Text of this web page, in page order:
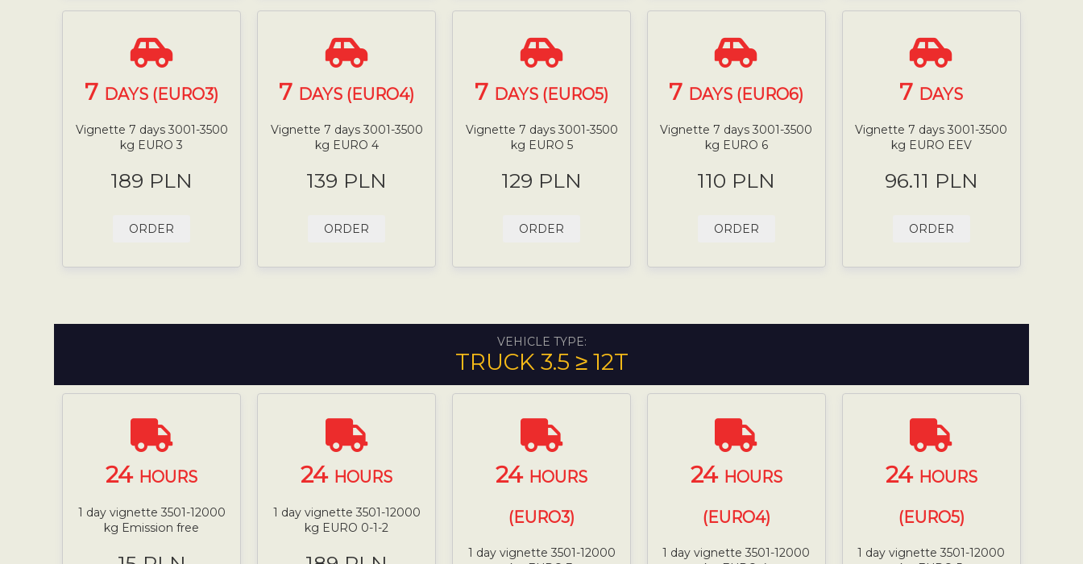
7 DAYS (EURO3)
Vignette 7 days 3001-3500
kg EURO 3
189 PLN
ORDER
7 DAYS (EURO4)
Vignette 7 days 3001-3500
kg EURO 4
139 PLN
ORDER
7 DAYS (EURO5)
Vignette 7 days 3001-3500
kg EURO 5
129 PLN
ORDER
7 DAYS (EURO6)
Vignette 7 days 3001-3500
kg EURO 6
110 PLN
ORDER
7 DAYS
Vignette 7 days 3001-3500
kg EURO EEV
96.11 PLN
ORDER
VEHICLE TYPE:
TRUCK 3.5 ≥ 12T
24 HOURS
1 day vignette 3501-12000
kg Emission free
24 HOURS
1 day vignette 3501-12000
kg EURO 0-1-2
24 HOURS
(EURO3)
1 day vignette 3501-12000
24 HOURS
(EURO4)
1 day vignette 3501-12000
24 HOURS
(EURO5)
1 day vignette 3501-12000